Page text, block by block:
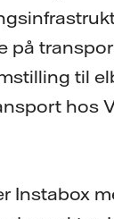
på
til
hos
Instabox